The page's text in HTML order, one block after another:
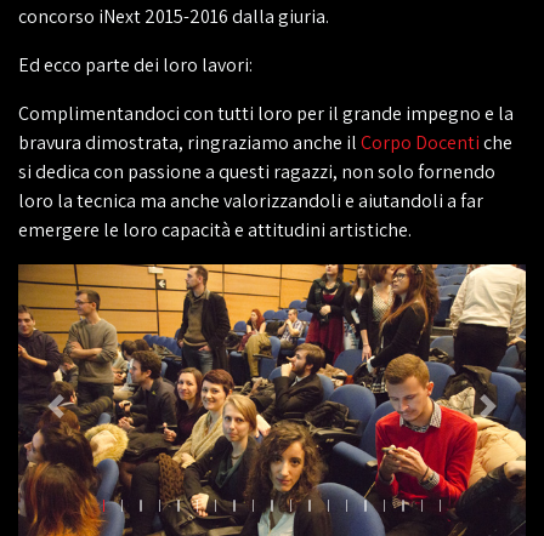
concorso iNext 2015-2016 dalla giuria.
Ed ecco parte dei loro lavori:
Complimentandoci con tutti loro per il grande impegno e la
bravura dimostrata, ringraziamo anche ilCorpo Docentiche
si dedica con passione a questi ragazzi, non solo fornendo
loro la tecnica ma anche valorizzandoli e aiutandoli a far
emergere le loro capacità e attitudini artistiche.